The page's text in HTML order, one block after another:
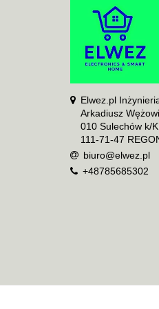
Elwez.pl
Arkadiusz
010 Sulechów k/
111-71-47
biuro@elwez.pl
+48785685302